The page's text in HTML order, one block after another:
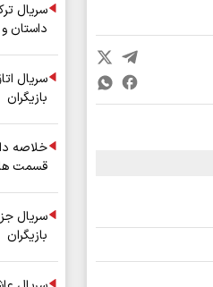
سریال
داستان و
سریال
بازیگران
خلاصه
قسمت
سریال
بازیگران